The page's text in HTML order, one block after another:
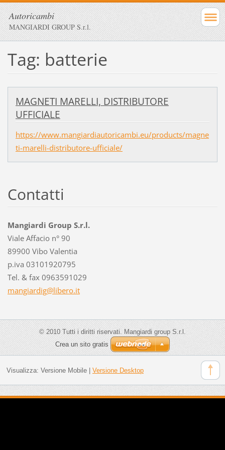
Autoricambi
MANGIARDI GROUP S.r.l.
Tag: batterie
MAGNETI MARELLI, DISTRIBUTORE
UFFICIALE
https://www.mangiardiautoricambi.eu/products/magne
ti-marelli-distributore-ufficiale/
Contatti
Mangiardi Group S.r.l.
Viale Affacio n° 90
89900 Vibo Valentia
p.iva 03101920795
Tel. & fax 0963591029
mangiardig@libero.it
© 2010 Tutti i diritti riservati. Mangiardi group S.r.l.
Crea un sito gratis
Visualizza: Versione Mobile| Versione Desktop